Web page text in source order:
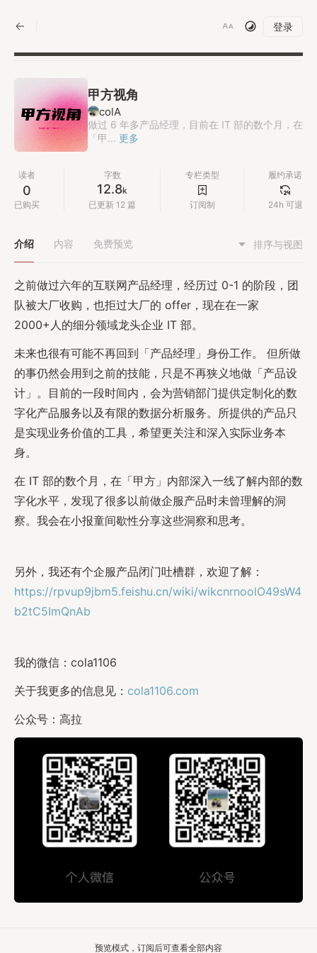
登录
甲方视角
colA
做过 6 年多产品经理，目前在 IT 部的数个月，在
「甲... 更多
读者
0
已购买
字数
12.8k
已更新 12 篇
专栏类型
订阅制
履约承诺
24h 可退
介绍 内容 免费预览 排序与视图
之前做过六年的互联网产品经理，经历过 0-1 的阶段，团
队被大厂收购，也拒过大厂的 offer，现在在一家
2000+人的细分领域龙头企业 IT 部。
未来也很有可能不再回到「产品经理」身份工作。 但所做
的事仍然会用到之前的技能，只是不再狭义地做「产品设
计」。目前的一段时间内，会为营销部门提供定制化的数
字化产品服务以及有限的数据分析服务。所提供的产品只
是实现业务价值的工具，希望更关注和深入实际业务本
身。
在 IT 部的数个月，在「甲方」内部深入一线了解内部的数
字化水平，发现了很多以前做企服产品时未曾理解的洞
察。我会在小报童间歇性分享这些洞察和思考。
另外，我还有个企服产品闭门吐槽群，欢迎了解：
https://rpvup9jbm5.feishu.cn/wiki/wikcnrnoolO49sW4
b2tC5ImQnAb
我的微信：cola1106
关于我更多的信息见： cola1106.com
公众号：高拉
预览模式，订阅后可查看全部内容